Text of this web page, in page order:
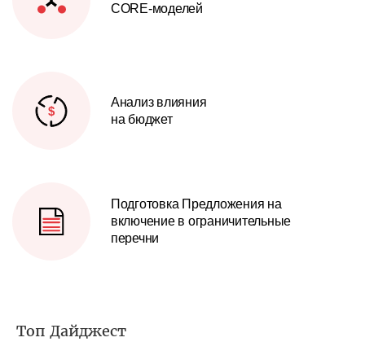
CORE-моделей
Анализ влияния
на бюджет
Подготовка Предложения на
включение в ограничительные
перечни
Топ Дайджест